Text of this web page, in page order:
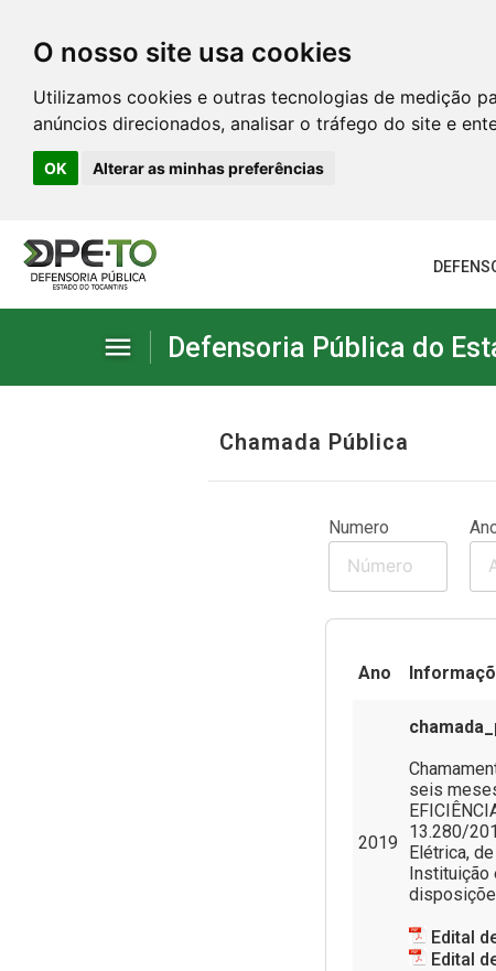
O nosso site usa cookies
Utilizamos cookies e outras tecnologias de medição
anúncios direcionados, analisar o tráfego do site e
OK Alterar as minhas preferências
menu Defensoria Pública do
Escola Superior da Defensoria
Chamada Pública
Numero
Ano
2019
seis
13.280/
Elétrica,
Instituição
Edital
Edital